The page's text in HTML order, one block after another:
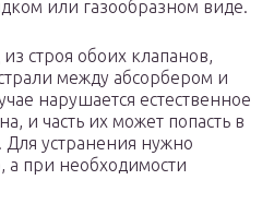
или газообразном виде.
строя обоих клапанов,
между абсорбером и
нарушается естественное
и часть их может попасть в
устранения нужно
при необходимости